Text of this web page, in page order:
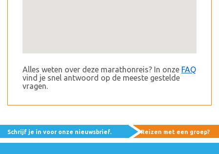
Alles weten over deze marathonreis? In onze FAQ
vind je snel antwoord op de meeste gestelde
vragen.
Schrijf je in voor onze nieuwsbrief. Reizen met een groep?